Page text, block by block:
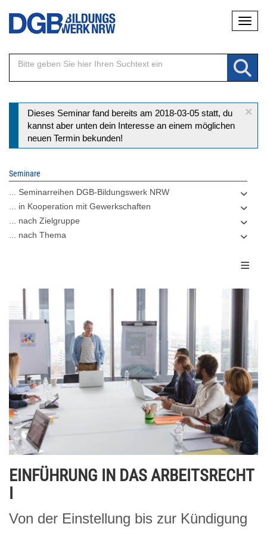
Direkt
Inhalt
×
Statusmeldung
Dieses Seminar fand bereits am 2018-03-05 statt, du
kannst aber unten dein Interesse an einem möglichen
neuen Termin bekunden!
Seminare
... Seminarreihen DGB-Bildungswerk NRW
... in Kooperation mit Gewerkschaften
... nach Zielgruppe
... nach Thema
EINFÜHRUNG IN DAS ARBEITSRECHT
I
Von der Einstellung bis zur Kündigung